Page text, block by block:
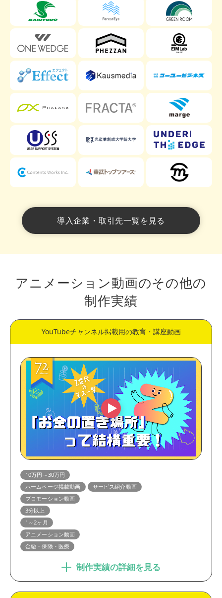
導入企業・取引先一覧を見る
アニメーション動画のその他の
制作実績
YouTubeチャンネル掲載用の教育・講座動画
10万円～30万円
ホームページ掲載動画
サービス紹介動画
プロモーション動画
3分以上
1～2ヶ月
アニメーション動画
金融・保険・医療
制作実績の詳細を見る